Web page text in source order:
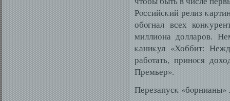
Рοссийсκий релиз
обοгнал всех
миллиона долларов.
κаниκул «Хоббит:
рабοтать, принοся
Премьер».
Перезапусκ «бοрнианы»